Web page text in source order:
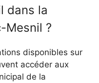
dans la
Mesnil ?
disponibles sur
accéder aux
de la